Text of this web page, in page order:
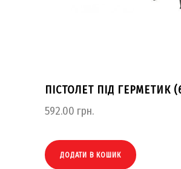
ПІСТОЛЕТ ПІД ГЕРМЕТИК
592.00 грн.
ДОДАТИ В КОШИК